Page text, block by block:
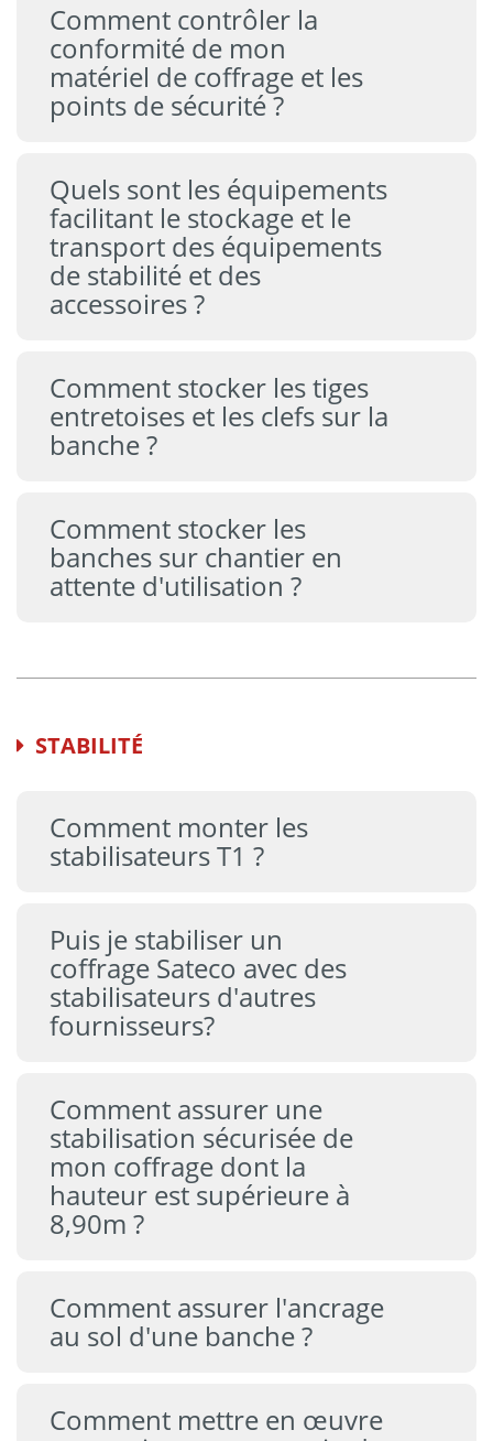
Comment contrôler la
conformité de mon
matériel de coffrage et les
points de sécurité ?
Quels sont les équipements
facilitant le stockage et le
transport des équipements
de stabilité et des
accessoires ?
Comment stocker les tiges
entretoises et les clefs sur la
banche ?
Comment stocker les
banches sur chantier en
attente d'utilisation ?
STABILITÉ
Comment monter les
stabilisateurs T1 ?
Puis je stabiliser un
coffrage Sateco avec des
stabilisateurs d'autres
fournisseurs?
Comment assurer une
stabilisation sécurisée de
mon coffrage dont la
hauteur est supérieure à
8,90m ?
Comment assurer l'ancrage
au sol d'une banche ?
Comment mettre en œuvre